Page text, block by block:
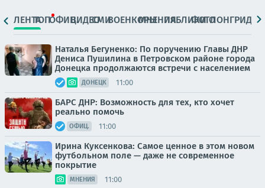
ЛЕНТАТОПОФИЦ.ВИДЕОСМИВОЕНКОРЫМНЕНИЯПАБЛИКИ
ФОТОЛОНГРИДЫ
Наталья Бегуненко: По поручению Главы ДНР
Дениса Пушилина в Петровском районе города
Донецка продолжаются встречи с населением
ДОНЕЦК 11:00
БАРС ДНР: Возможность для тех, кто хочет
реально помочь
ОФИЦ. 11:00
Ирина Куксенкова: Самое ценное в этом новом
футбольном поле — даже не современное
покрытие
МНЕНИЯ 11:00